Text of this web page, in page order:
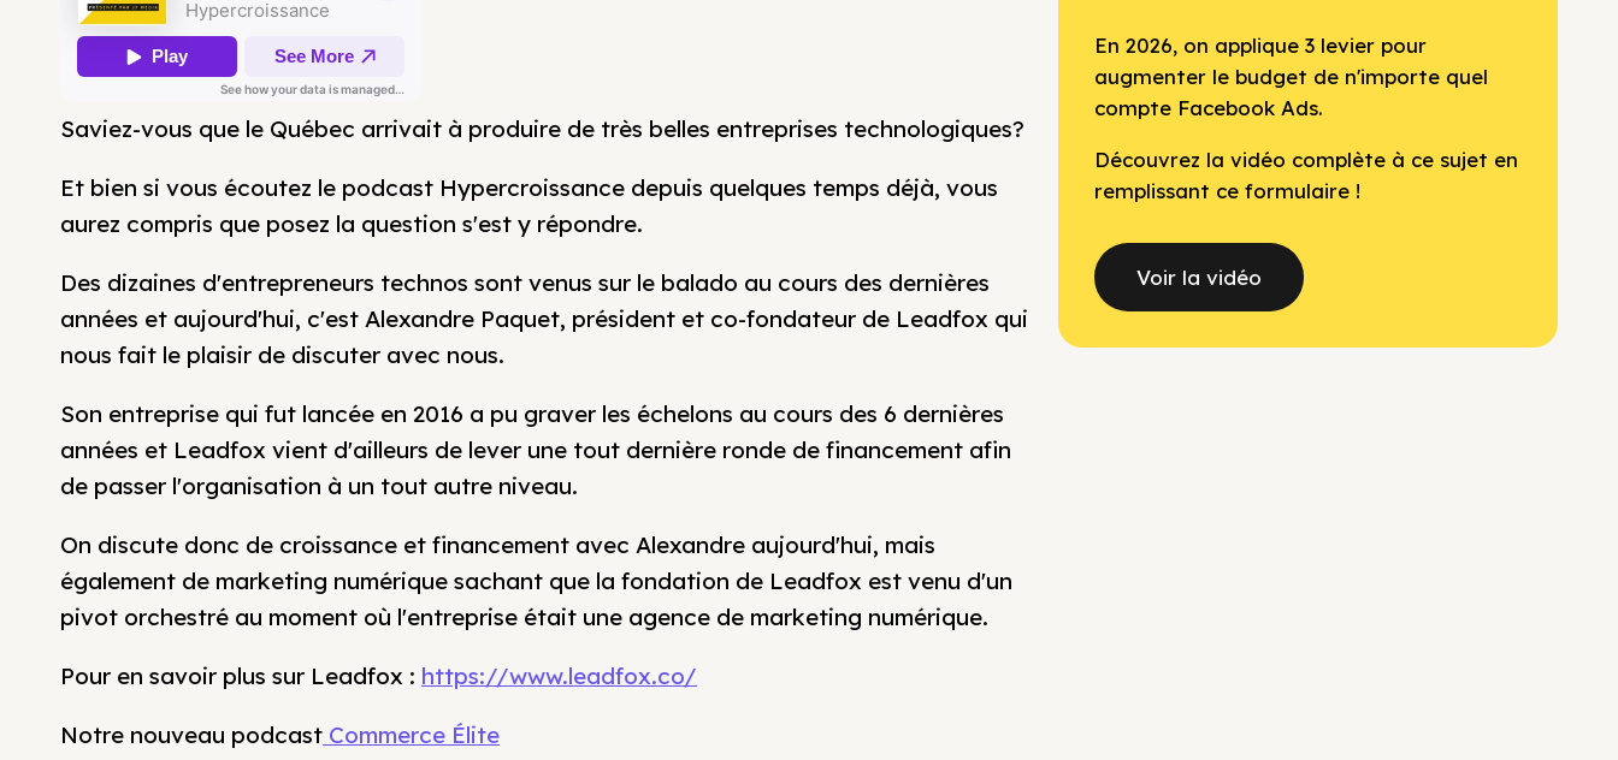
Saviez-vous que le Québec arrivait à produire de très belles entreprises technologiques?
Et bien si vous écoutez le podcast Hypercroissance depuis quelques temps déjà, vous
aurez compris que posez la question s'est y répondre.
Des dizaines d'entrepreneurs technos sont venus sur le balado au cours des dernières
années et aujourd'hui, c'est Alexandre Paquet, président et co-fondateur de Leadfox qui
nous fait le plaisir de discuter avec nous.
Son entreprise qui fut lancée en 2016 a pu graver les échelons au cours des 6 dernières
années et Leadfox vient d'ailleurs de lever une tout dernière ronde de financement afin
de passer l'organisation à un tout autre niveau.
On discute donc de croissance et financement avec Alexandre aujourd'hui, mais
également de marketing numérique sachant que la fondation de Leadfox est venu d'un
pivot orchestré au moment où l'entreprise était une agence de marketing numérique.
Pour en savoir plus sur Leadfox : https://www.leadfox.co/
Notre nouveau podcast Commerce Élite
En 2026, on applique 3 levier pour
augmenter le budget de n'importe quel
compte Facebook Ads.
Découvrez la vidéo complète à ce sujet en
remplissant ce formulaire !
Voir la vidéo